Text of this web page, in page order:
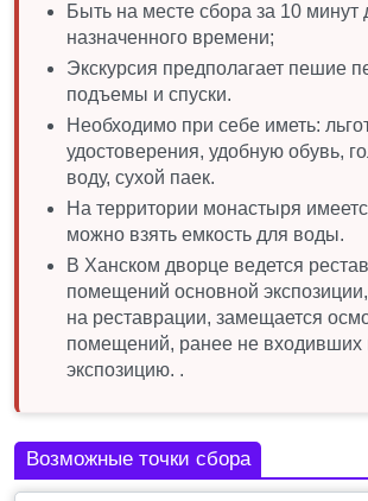
Быть на месте сбора за 10 минут
назначенного времени;
Экскурсия предполагает пешие
подъемы и спуски.
Необходимо при себе иметь:
удостоверения, удобную обувь,
воду, сухой паек.
На территории монастыря
можно взять емкость для воды.
В Ханском дворце ведется
помещений основной
на реставрации, замещается
помещений, ранее не входивших
экспозицию. .
Возможные точки сбора